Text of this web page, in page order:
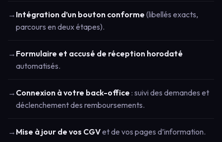
→ Intégration d’un bouton conforme (libellés exacts,
parcours en deux étapes).
→ Formulaire et accusé de réception horodaté
automatisés.
→ Connexion à votre back-office : suivi des demandes et
déclenchement des remboursements.
→ Mise à jour de vos CGVet de vos pages d’information.